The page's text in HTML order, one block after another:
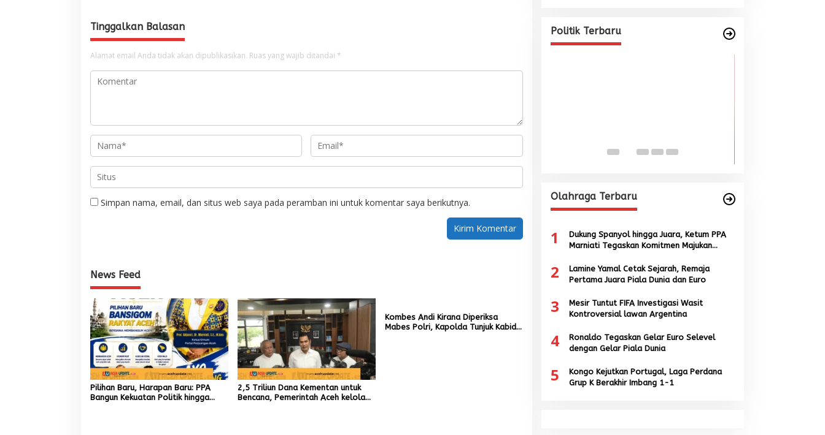
Tinggalkan Balasan
Alamat email Anda tidak akan dipublikasikan. Ruas yang wajib ditandai *
Simpan nama, email, dan situs web saya pada peramban ini untuk komentar saya berikutnya.
News Feed
Pilihan Baru, Harapan Baru: PPA
Bangun Kekuatan Politik hingga
2,5 Triliun Dana Kementan untuk
Bencana, Pemerintah Aceh kelola
Kombes Andi Kirana Diperiksa
Mabes Polri, Kapolda Tunjuk Kabid
Politik Terbaru
Internasional dari Spanyol dan
Malaysia
Di BERITA, POLITIK
Olahraga Terbaru
1
Dukung Spanyol hingga Juara, Ketum PPA
Marniati Tegaskan Komitmen Majukan
2
Lamine Yamal Cetak Sejarah, Remaja
Pertama Juara Piala Dunia dan Euro
3
Mesir Tuntut FIFA Investigasi Wasit
Kontroversial lawan Argentina
4
Ronaldo Tegaskan Gelar Euro Selevel
dengan Gelar Piala Dunia
5
Kongo Kejutkan Portugal, Laga Perdana
Grup K Berakhir Imbang 1-1